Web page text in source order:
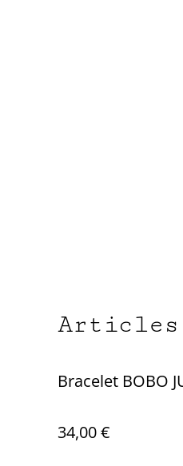
Articles
Bracelet BOBO
34,00 €